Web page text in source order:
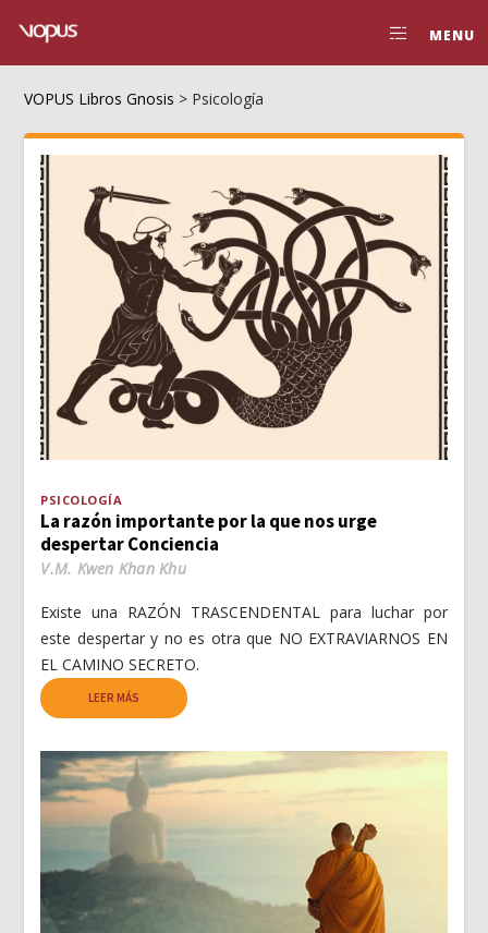
MENU
VOPUS Libros Gnosis > Psicología
PSICOLOGÍA
La razón importante por la que nos urge
despertar Conciencia
V.M. Kwen Khan Khu
Existe una RAZÓN TRASCENDENTAL para luchar por
este despertar y no es otra que NO EXTRAVIARNOS EN
EL CAMINO SECRETO.
LEER MÁS